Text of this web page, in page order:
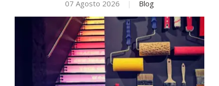
ESAMI DI IDONEITÀ
07 Agosto 2026 | Blog